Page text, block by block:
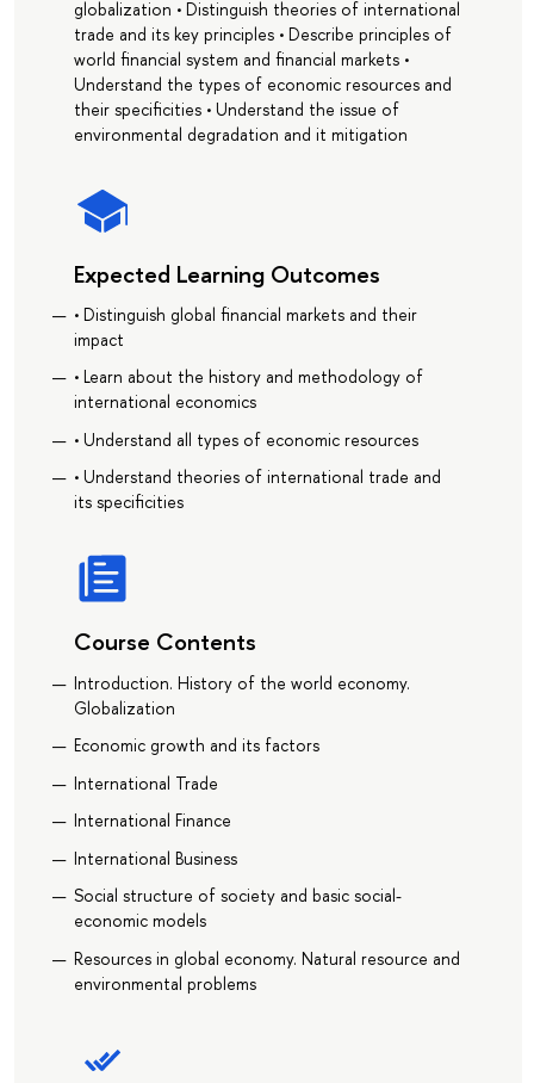
globalization • Distinguish theories of international
trade and its key principles • Describe principles of
world financial system and financial markets •
Understand the types of economic resources and
their specificities • Understand the issue of
environmental degradation and it mitigation
Expected Learning Outcomes
• Distinguish global financial markets and their
impact
• Learn about the history and methodology of
international economics
• Understand all types of economic resources
• Understand theories of international trade and
its specificities
Course Contents
Introduction. History of the world economy.
Globalization
Economic growth and its factors
International Trade
International Finanсe
International Business
Social structure of society and basic social-
economic models
Resources in global economy. Natural resource and
environmental problems